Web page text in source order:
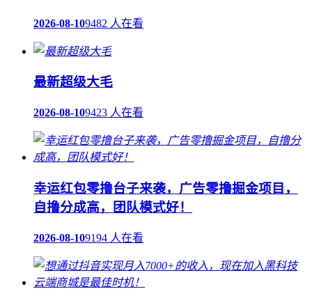
2026-08-109482 人在看
最新超级大毛
2026-08-109423 人在看
幸运红包零撸台子来袭，广告零撸掘金项目，
自撸分成高，团队模式好！
2026-08-109194 人在看